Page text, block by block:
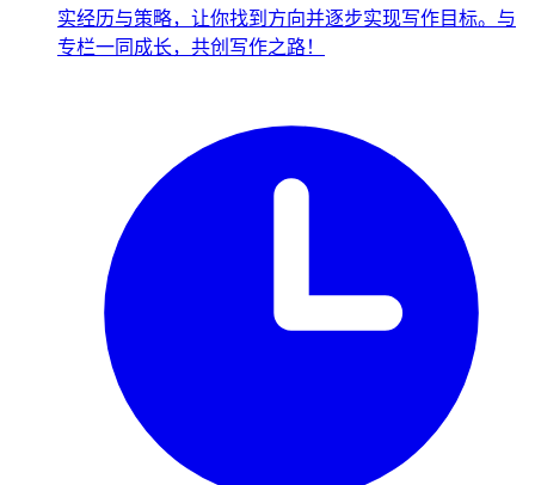
实经历与策略，让你找到方向并逐步实现写作目标。与
专栏一同成长，共创写作之路！